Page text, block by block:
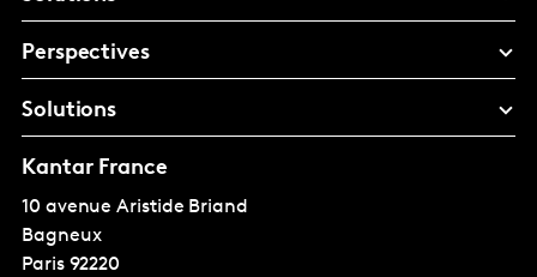
Perspectives
Solutions
Kantar France
10 avenue Aristide Briand
Bagneux
Paris 92220